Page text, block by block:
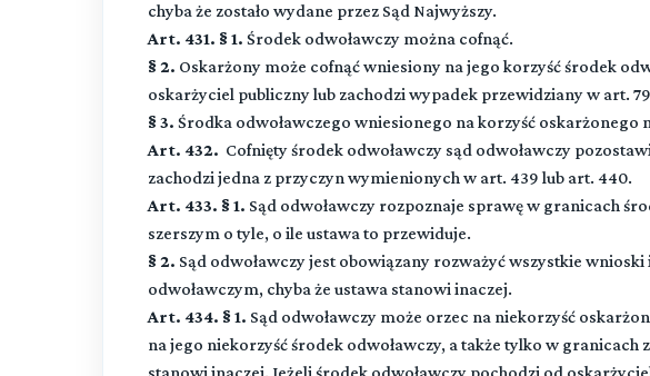
chyba że zostało wydane przez Sąd Najwyższy.
Art. 431. § 1. Środek odwoławczy można cofnąć.
§ 2. Oskarżony może cofnąć wniesiony na jego korzyść środek
oskarżyciel publiczny lub zachodzi wypadek przewidziany w art.
§ 3. Środka odwoławczego wniesionego na korzyść oskarżonego
Art. 432. Cofnięty środek odwoławczy sąd odwoławczy
zachodzi jedna z przyczyn wymienionych w art. 439 lub art. 440.
Art. 433. § 1. Sąd odwoławczy rozpoznaje sprawę w granicach
szerszym o tyle, o ile ustawa to przewiduje.
§ 2. Sąd odwoławczy jest obowiązany rozważyć wszystkie
odwoławczym, chyba że ustawa stanowi inaczej.
Art. 434. § 1. Sąd odwoławczy może orzec na niekorzyść
na jego niekorzyść środek odwoławczy, a także tylko w granicach
stanowi inaczej. Jeżeli środek odwoławczy pochodzi od